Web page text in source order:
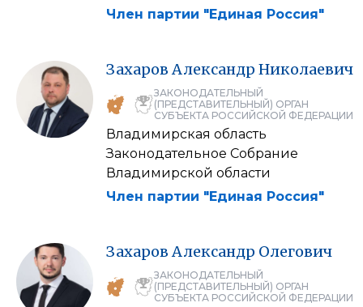
Член партии "Единая Россия"
Захаров Александр Николаевич
ЗАКОНОДАТЕЛЬНЫЙ
(ПРЕДСТАВИТЕЛЬНЫЙ) ОРГАН
СУБЪЕКТА РОССИЙСКОЙ ФЕДЕРАЦИИ
Владимирская область
Законодательное Собрание
Владимирской области
Член партии "Единая Россия"
Захаров Александр Олегович
ЗАКОНОДАТЕЛЬНЫЙ
(ПРЕДСТАВИТЕЛЬНЫЙ) ОРГАН
СУБЪЕКТА РОССИЙСКОЙ ФЕДЕРАЦИИ